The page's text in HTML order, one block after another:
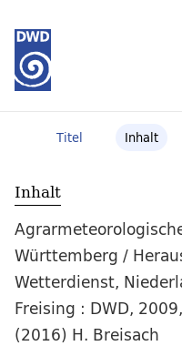
Titel Inhalt
Inhalt
Württemberg /
Wetterdienst,
Freising : DWD,
(2016) H. Breisach